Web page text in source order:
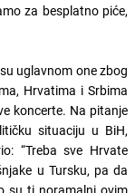
za besplatno piće,
uglavnom one zbog
Hrvatima i Srbima
koncerte. Na pitanje
situaciju u BiH,
“Treba sve Hrvate
u Tursku, pa da